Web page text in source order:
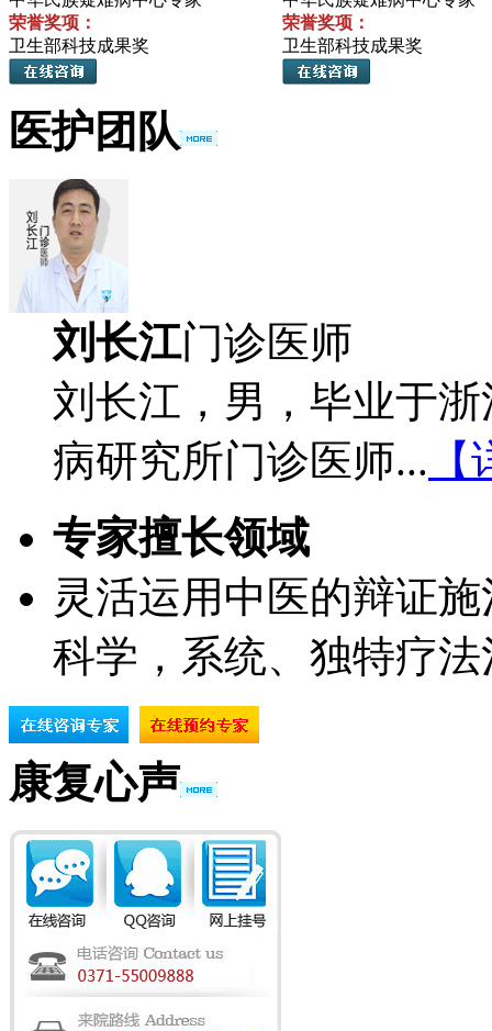
荣誉奖项：
卫生部科技成果奖
荣誉奖项：
卫生部科技成果奖
医护团队
刘长江门诊医师
刘长江，男，毕业于
病研究所门诊医师...
专家擅长领域
灵活运用中医的辩证
科学，系统、独特疗
康复心声